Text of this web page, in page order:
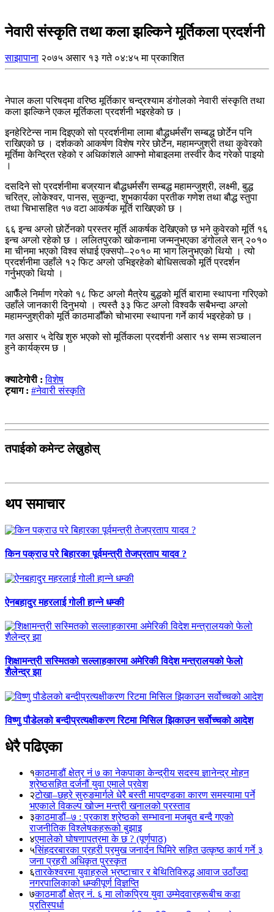
नेवारी संस्कृति तथा कला झल्किने मूर्तिकला प्रदर्शनी
साझापाना २०७५ असार १३ गते ०४:४५ मा प्रकाशित
नेपाल कला परिषद्मा वरिष्ठ मूर्तिकार चन्द्रश्याम डंगोलको नेवारी संस्कृति तथा
कला झल्किने एकल मूर्तिकला प्रदर्शनी भइरहेको छ ।
इनहेरिटेन्स नाम दिइएको सो प्रदर्शनीमा लामा बौद्धधर्मसँग सम्बद्ध छोर्टेन पनि
राखिएको छ । दर्शकको आकर्षण विशेष गरेर छोर्टेन, महामन्जुश्री तथा कुवेरको
मूर्तिमा केन्द्रित रहेको र अधिकांशले आफ्नो मोबाइलमा तस्वीर कैद गरेको पाइयो
।
दसदिने सो प्रदर्शनीमा बज्रयान बौद्धधर्मसँग सम्बद्ध महामन्जुश्री, लक्ष्मी, बुद्ध
चरित्र, लोकेश्वर, पानस, सुकुन्दा, शुभकार्यका प्रतीक गणेश तथा बौद्ध स्तुपा
तथा चिभासहित १७ वटा आकर्षक मूर्ति राखिएको छ ।
६६ इन्च अग्लो छोर्टेनको प्रस्तर मूर्ति आकर्षक देखिएको छ भने कुवेरको मूर्ति १६
इन्च अग्लो रहेको छ । ललितपुरको खोकनामा जन्मनुभएका डंगोलले सन् २०१०
मा चीनमा भएको विश्व संघाई एक्सपो–२०१० मा भाग लिनुभएको थियो । त्यो
प्रदर्शनीमा उहाँले १२ फिट अग्लो उभिइरहेको बोधिसत्वको मूर्ति प्रदर्शन
गर्नुभएको थियो ।
आफैँले निर्माण गरेको १८ फिट अग्लो मैत्रेय बुद्धको मूर्ति बारामा स्थापना गरिएको
उहाँले जानकारी दिनुभयो । त्यस्तै ३३ फिट अग्लो विश्वकै सबैभन्दा अग्लो
महामन्जुश्रीको मूर्ति काठमाडौँको चोभारमा स्थापना गर्ने कार्य भइरहेको छ ।
गत असार ५ देखि शुरु भएको सो मूर्तिकला प्रदर्शनी असार १४ सम्म सञ्चालन
हुने कार्यक्रम छ ।
क्याटेगोरी :विशेष
ट्याग : #नेवारी संस्कृति
तपाईको कमेन्ट लेख्नुहोस्
थप समाचार
किन पक्राउ परे बिहारका पूर्वमन्त्री तेजप्रताप यादव ?
ऐनबहादुर महरलाई गोली हान्ने धम्की
शिक्षामन्त्री सस्मितको सल्लाहकारमा अमेरिकी विदेश मन्त्रालयको फेलो
शैलेन्द्र झा
विष्णु पौडेलको बन्दीप्रत्यक्षीकरण रिटमा मिसिल झिकाउन सर्वोच्चको आदेश
धेरै पढिएका
१काठमाडौं क्षेत्र नं ७ का नेकपाका केन्द्रीय सदस्य ज्ञानेन्द्र मोहन
श्रेष्ठसहित दर्जनौं युवा एमाले प्रवेश
२टोखा–छहरे सुरुङमार्गले धेरै बस्ती मापदण्डका कारण समस्यामा पर्ने
भएकाले विकल्प खोज्न मन्त्री खनालको प्रस्ताव
३काठमाडौं–७ : प्रकाश श्रेष्ठको सम्भावना मजबुत बन्दै गएको
राजनीतिक विश्लेषकहरूको बुझाइ
४एमालेको घोषणापत्रमा के छ ? (पूर्णपाठ)
५सिंहदरबारका प्रहरी प्रमुख जनार्दन घिमिरे सहित उत्कृष्ठ कार्य गर्ने ३
जना प्रहरी अधिकृत पुरस्कृत
६तारकेश्वरमा युवाहरुले भ्रष्टाचार र बेथितिविरुद्ध आवाज उठाँउदा
नगरपालिकाको धम्कीपूर्ण विज्ञप्ति
७काठमाडौं क्षेत्र नं. ६ मा लोकप्रिय युवा उम्मेदवारहरूबीच कडा
प्रतिस्पर्धा